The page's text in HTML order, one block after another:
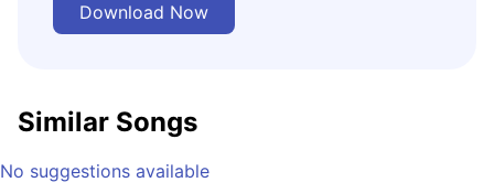
Download Now
Similar Songs
No suggestions available